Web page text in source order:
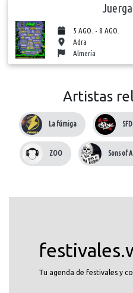
5 AGO. - 8 AGO.
Adra
Almería
Artistas
La fúmiga
ZOO Sons of
Tu agenda de festivales y